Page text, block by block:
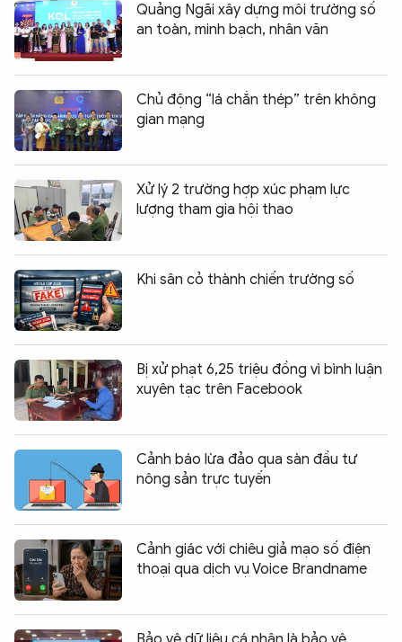
Quảng Ngãi xây dựng môi trường số
an toàn, minh bạch, nhân văn
Chủ động “lá chắn thép” trên không
gian mạng
Xử lý 2 trường hợp xúc phạm lực
lượng tham gia hội thao
Khi sân cỏ thành chiến trường số
Bị xử phạt 6,25 triệu đồng vì bình luận
xuyên tạc trên Facebook
Cảnh báo lừa đảo qua sàn đầu tư
nông sản trực tuyến
Cảnh giác với chiêu giả mạo số điện
thoại qua dịch vụ Voice Brandname